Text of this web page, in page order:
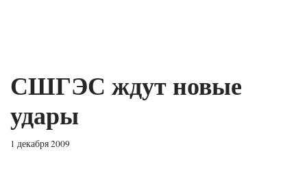
СШГЭС ждут новые
удары
1 декабря 2009